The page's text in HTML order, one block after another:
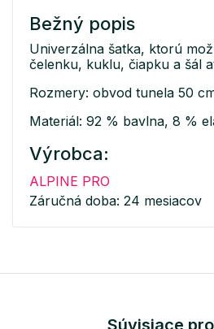
Bežný popis
Univerzálna šatka, ktorú
čelenku, kuklu, čiapku a šál
Rozmery: obvod tunela 50
Materiál: 92 % bavlna, 8 %
Výrobca:
ALPINE PRO
Záručná doba: 24 mesiacov